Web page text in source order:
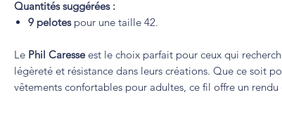
Quantités suggérées :
9 pelotespour une taille 42.
Le Phil Caresseest le choix parfait pour ceux qui
légèreté et résistance dans leurs créations. Que ce soit
vêtements confortables pour adultes, ce fil offre un